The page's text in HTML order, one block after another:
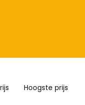
Hoogste prijs